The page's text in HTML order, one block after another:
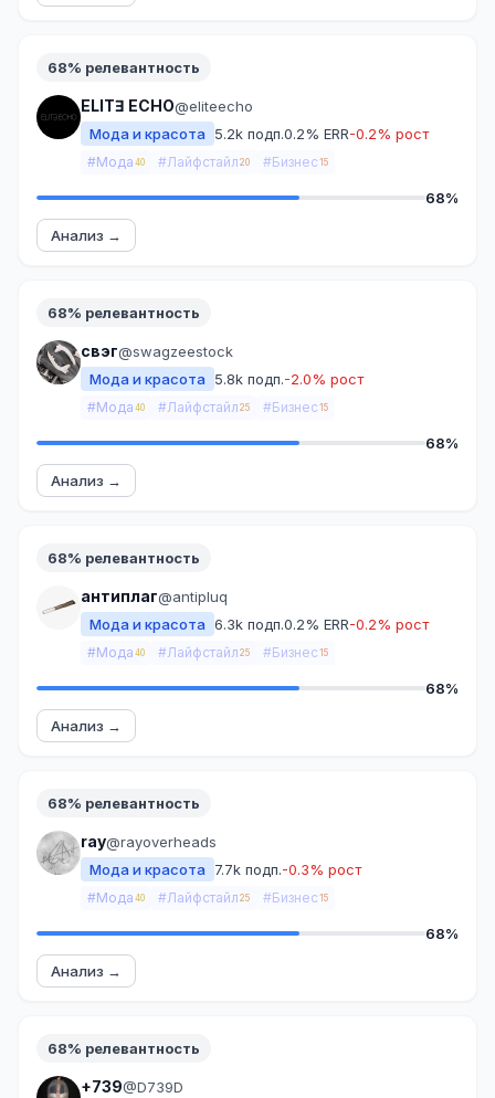
68% релевантность
ELITƎ ECHO@eliteecho
Мода и красота
5.2k подп.0.2% ERR-0.2% рост
#Мода 40 #Лайфстайл 20 #Бизнес 15
68%
Анализ →
68% релевантность
свэг@swagzeestock
Мода и красота
5.8k подп.-2.0% рост
#Мода 40 #Лайфстайл 25 #Бизнес 15
68%
Анализ →
68% релевантность
антиплаг@antipluq
Мода и красота 6.3k подп.0.2% ERR-0.2% рост
#Мода 40 #Лайфстайл 25 #Бизнес 15
68%
Анализ →
68% релевантность
ray@rayoverheads
Мода и красота
7.7k подп.-0.3% рост
#Мода 40 #Лайфстайл 25 #Бизнес 15
68%
Анализ →
68% релевантность
+739@D739D